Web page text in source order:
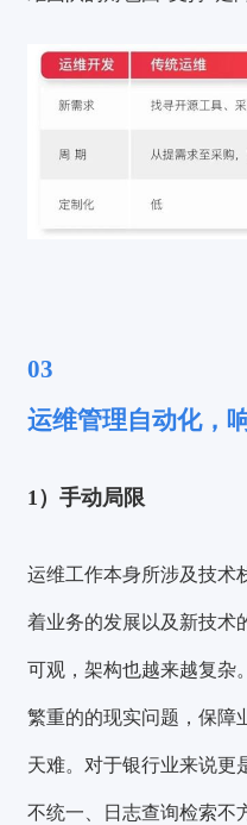
03
运维管理自动化，
1）手动局限
运维工作本身所涉及技术
着业务的发展以及新技术
可观，架构也越来越复杂
繁重的的现实问题，保障
天难。对于银行业来说更
不统一、日志查询检索不
验证码登录 密码登录